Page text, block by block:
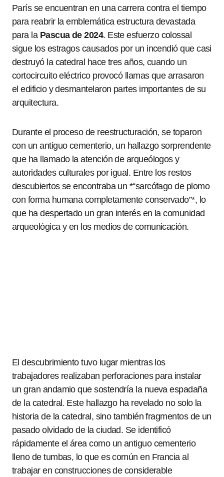
París se encuentran en una carrera contra el tiempo
para reabrir la emblemática estructura devastada
para la Pascua de 2024. Este esfuerzo colossal
sigue los estragos causados por un incendió que casi
destruyó la catedral hace tres años, cuando un
cortocircuito eléctrico provocó llamas que arrasaron
el edificio y desmantelaron partes importantes de su
arquitectura.
Durante el proceso de reestructuración, se toparon
con un antiguo cementerio, un hallazgo sorprendente
que ha llamado la atención de arqueólogos y
autoridades culturales por igual. Entre los restos
descubiertos se encontraba un *“sarcófago de plomo
con forma humana completamente conservado”*, lo
que ha despertado un gran interés en la comunidad
arqueológica y en los medios de comunicación.
El descubrimiento tuvo lugar mientras los
trabajadores realizaban perforaciones para instalar
un gran andamio que sostendría la nueva espadaña
de la catedral. Este hallazgo ha revelado no solo la
historia de la catedral, sino también fragmentos de un
pasado olvidado de la ciudad. Se identificó
rápidamente el área como un antiguo cementerio
lleno de tumbas, lo que es común en Francia al
trabajar en construcciones de considerable